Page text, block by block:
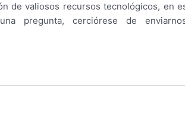
de valiosos recursos tecnológicos, en
pregunta, cerciórese de